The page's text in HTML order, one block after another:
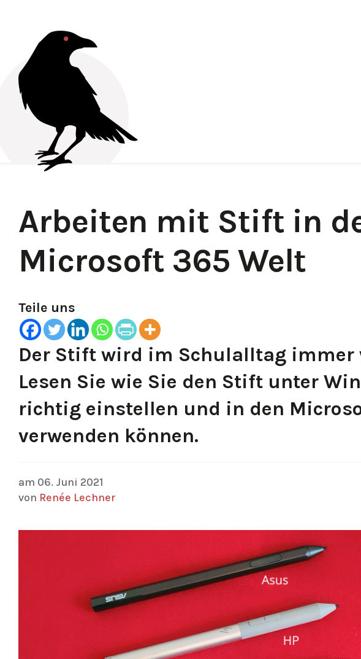
Arbeiten mit Stift in
Microsoft 365 Welt
Teile uns
Der Stift wird im Schulalltag immer
Lesen Sie wie Sie den Stift unter
richtig einstellen und in den
verwenden können.
am 06. Juni 2021
von Renée Lechner